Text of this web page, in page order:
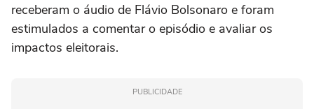
receberam o áudio de Flávio Bolsonaro e foram
estimulados a comentar o episódio e avaliar os
impactos eleitorais.
PUBLICIDADE